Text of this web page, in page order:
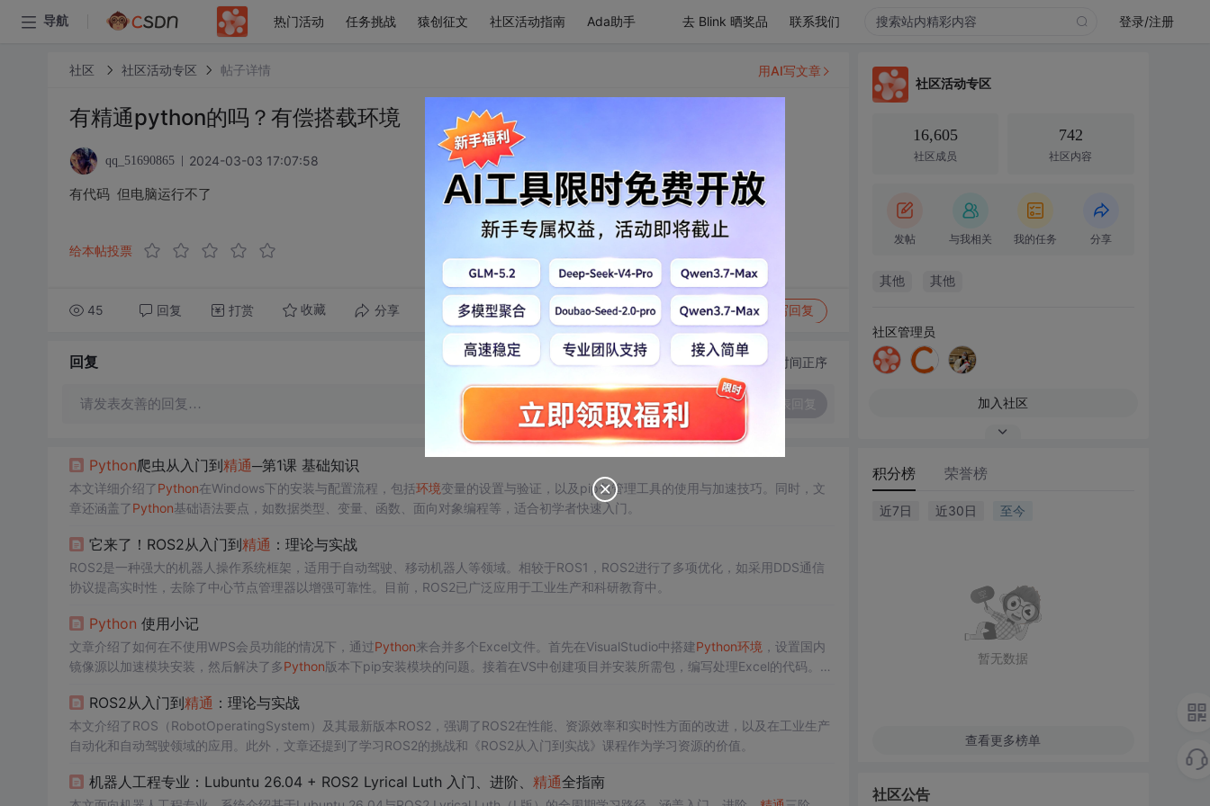
导航 热门活动 任务挑战 猿创征文 社区活动指南 Ada助手 去 Blink 晒奖品 联系我们 登录/注册
社区 社区活动专区 帖子详情
有精通python的吗？有偿搭载环境
qq_51690865 2024-03-03 17:07:58
有代码 但电脑运行不了
给本帖投票
45 回复 打赏 收藏 分享 转发到动态 举报 写回复
用AI写文章
回复 切换为时间正序
请发表友善的回复…
Python爬虫从入门到精通─第1课 基础知识
本文详细介绍了Python在Windows下的安装与配置流程，包括环境变量的设置与验证，以及pip包管理工具的使用与加速技巧。同时，文
章还涵盖了Python基础语法要点，如数据类型、变量、函数、面向对象编程等，适合初学者快速入门。
它来了！ROS2从入门到精通 ：理论与实战
ROS2是一种强大的机器人操作系统框架，适用于自动驾驶、移动机器人等领域。相较于ROS1，ROS2进行了多项优化，如采用DDS通信
协议提高实时性，去除了中心节点管理器以增强可靠性。目前，ROS2已广泛应用于工业生产和科研教育中。
Python 使用小记
文章介绍了如何在不使用WPS会员功能的情况下，通过Python来合并多个Excel文件。首先在VisualStudio中搭建Python环境 ，设置国内
镜像源以加速模块安装，然后解决了多Python版本下pip安装模块的问题。接着在VS中创建项目并安装所需包，编写处理Excel的代码。最
ROS2从入门到精通 ：理论与实战
本文介绍了ROS（RobotOperatingSystem）及其最新版本ROS2，强调了ROS2在性能、资源效率和实时性方面的改进，以及在工业生产
自动化和自动驾驶领域的应用。此外，文章还提到了学习ROS2的挑战和《ROS2从入门到实战》课程作为学习资源的价值。
机器人工程专业：Lubuntu 26.04 + ROS2 Lyrical Luth 入门、进阶、 精通全指南
社区活动专区
16,605
社区成员
742
社区内容
发帖 与我相关 我的任务 分享
其他 其他
社区管理员
加入社区
积分榜 荣誉榜
近7日 近30日 至今
暂无数据
查看更多榜单
社区公告